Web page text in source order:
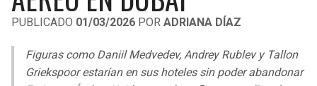
LIGA DE EXPANSIÓN MX
UEFA EUROPA LEAGUE
MLS
PUBLICADO 01/03/2026 POR ADRIANA DÍAZ
Figuras como Daniil Medvedev, Andrey Rublev y Tallon
Griekspoor estarían en sus hoteles sin poder abandonar